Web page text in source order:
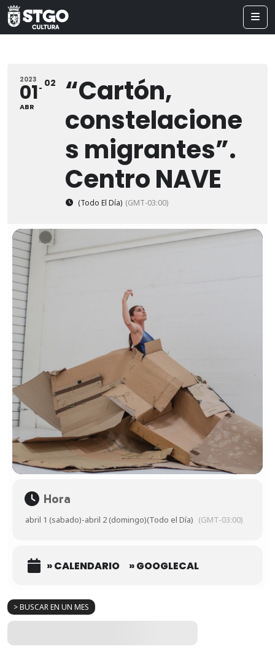
> BUSCAR EN UN MES
2023
01
ABR
02
“Cartón,
constelacione
s migrantes”.
Centro NAVE
(Todo El Día) (GMT-03:00)
Hora
abril 1 (sabado)-abril 2 (domingo)(Todo el Día) (GMT-03:00)
» CALENDARIO » GOOGLECAL